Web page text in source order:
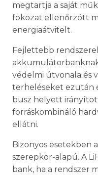
megtartja a saját
fokozat ellenőrzött
energiaátvitelt.
Fejlettebb
védelmi útvonala és
terheléseket ezután
busz helyett
forráskombináló
ellátni.
Bizonyos esetekben
szerepkör-alapú. A
bank, ha a rendszer